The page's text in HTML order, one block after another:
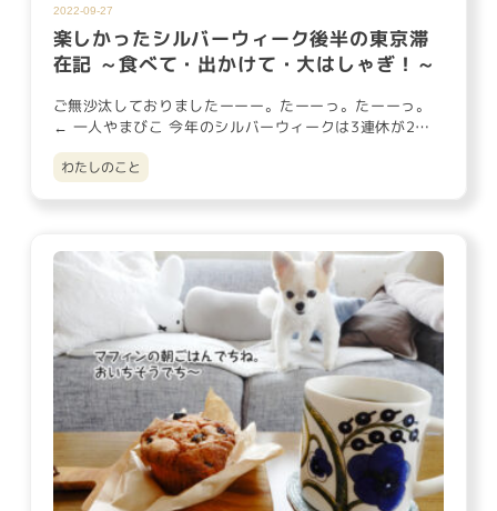
2022-09-27
楽しかったシルバーウィーク後半の東京滞
在記 ～食べて・出かけて・大はしゃぎ！～
ご無沙汰しておりましたーーー。たーーっ。たーーっ。
← 一人やまびこ 今年のシルバーウィークは3連休が2
回。間に有給を挟…
わたしのこと